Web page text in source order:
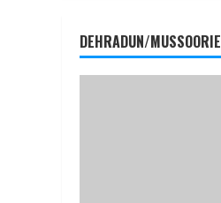
DEHRADUN/MUSSOORIE